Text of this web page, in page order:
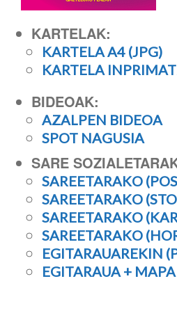
KARTELAK:
KARTELA A4 (JPG)
KARTELA
BIDEOAK:
AZALPEN BIDEOA
SPOT NAGUSIA
SARE
SAREETARAKO
SAREETARAKO
SAREETARAKO
SAREETARAKO
EGITARAUAREKIN
EGITARAUA + MAPA